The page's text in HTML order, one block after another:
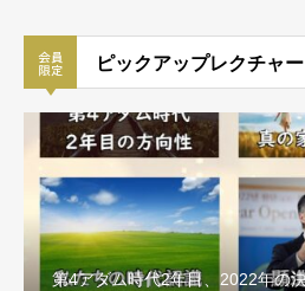
ピックアップレクチャー
4アダム時代2年目、2022年の決意